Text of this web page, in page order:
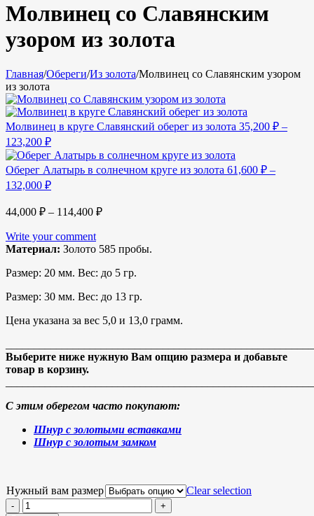
Молвинец со Славянским
узором из золота
Главная/Обереги/Из золота/Молвинец со Славянским узором
из золота
Молвинец в круге Славянский оберег из золота 35,200 ₽ –
123,200 ₽
Оберег Алатырь в солнечном круге из золота 61,600 ₽ –
132,000 ₽
44,000 ₽ – 114,400 ₽
Write your comment
Материал: Золото 585 пробы.
Размер: 20 мм. Вес: до 5 гр.
Размер: 30 мм. Вес: до 13 гр.
Цена указана за вес 5,0 и 13,0 грамм.
Выберите ниже нужную Вам опцию размера и добавьте
товар в корзину.
С этим оберегом часто покупают:
Шнур с золотыми вставками
Шнур с золотым замком
Нужный вам размер Clear selection